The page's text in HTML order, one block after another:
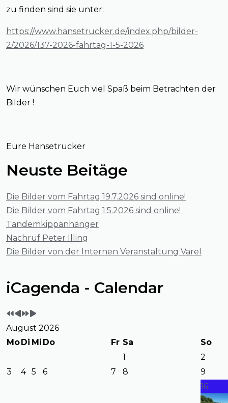
zu finden sind sie unter:
https://www.hansetrucker.de/index.php/bilder-
2/2026/137-2026-fahrtag-1-5-2026
Wir wünschen Euch viel Spaß beim Betrachten der
Bilder !
Eure Hansetrucker
Neuste Beitäge
Die Bilder vom Fahrtag 19.7.2026 sind online!
Die Bilder vom Fahrtag 1.5.2026 sind online!
Tandemkippanhänger
Nachruf Peter Illing
Die Bilder von der Internen Veranstaltung Varel
iCagenda - Calendar
Jahr
Monat
JahrMonat
August 2026
MoDi Mi Do Fr Sa
So
1
2
3
4 5 6 7 8
9
16